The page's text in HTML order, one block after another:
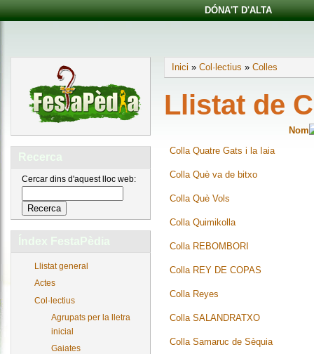
DÓNA'T D'ALTA
Recerca
Cercar dins d'aquest lloc web:
Índex FestaPèdia
Llistat general
Actes
Col·lectius
Agrupats per la lletra
inicial
Gaiates
Inici » Col·lectius » Colles
Llistat de
Nom
Colla Quatre Gats i la Iaia
Colla Què va de bitxo
Colla Què Vols
Colla Quimikolla
Colla REBOMBORI
Colla REY DE COPAS
Colla Reyes
Colla SALANDRATXO
Colla Samaruc de Sèquia